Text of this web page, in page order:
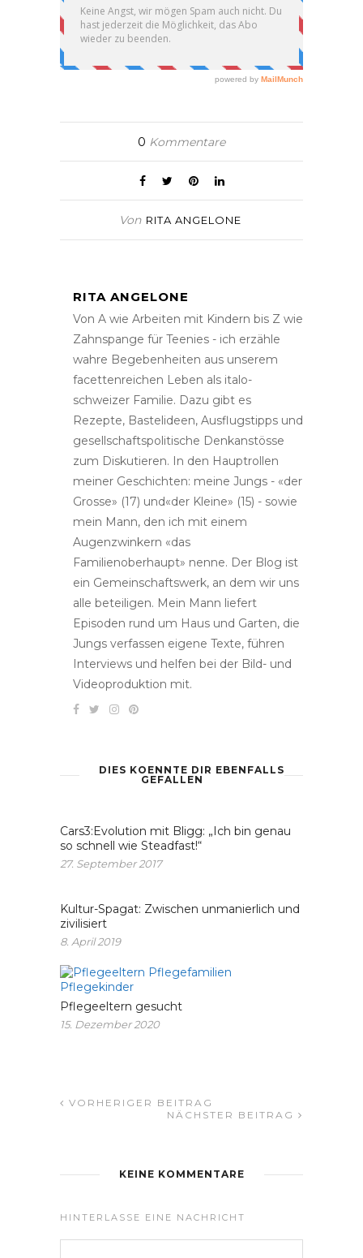
0 Kommentare
Von RITA ANGELONE
RITA ANGELONE
Von A wie Arbeiten mit Kindern bis Z wie
Zahnspange für Teenies - ich erzähle
wahre Begebenheiten aus unserem
facettenreichen Leben als italo-
schweizer Familie. Dazu gibt es
Rezepte, Bastelideen, Ausflugstipps und
gesellschaftspolitische Denkanstösse
zum Diskutieren. In den Hauptrollen
meiner Geschichten: meine Jungs - «der
Grosse» (17) und«der Kleine» (15) - sowie
mein Mann, den ich mit einem
Augenzwinkern «das
Familienoberhaupt» nenne. Der Blog ist
ein Gemeinschaftswerk, an dem wir uns
alle beteiligen. Mein Mann liefert
Episoden rund um Haus und Garten, die
Jungs verfassen eigene Texte, führen
Interviews und helfen bei der Bild- und
Videoproduktion mit.
DIES KOENNTE DIR EBENFALLS
GEFALLEN
Cars3:Evolution mit Bligg: „Ich bin genau
so schnell wie Steadfast!“
27. September 2017
Kultur-Spagat: Zwischen unmanierlich und
zivilisiert
8. April 2019
Pflegeeltern gesucht
15. Dezember 2020
VORHERIGER BEITRAG
NÄCHSTER BEITRAG
KEINE KOMMENTARE
HINTERLASSE EINE NACHRICHT